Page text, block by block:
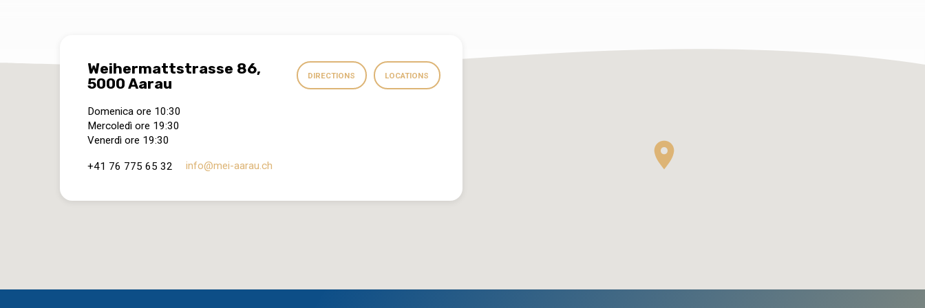
Weihermattstrasse 86,
5000 Aarau
DIRECTIONS LOCATIONS
Domenica ore 10:30
Mercoledì ore 19:30
Venerdì ore 19:30
+41 76 775 65 32 info​@mei-aarau.ch